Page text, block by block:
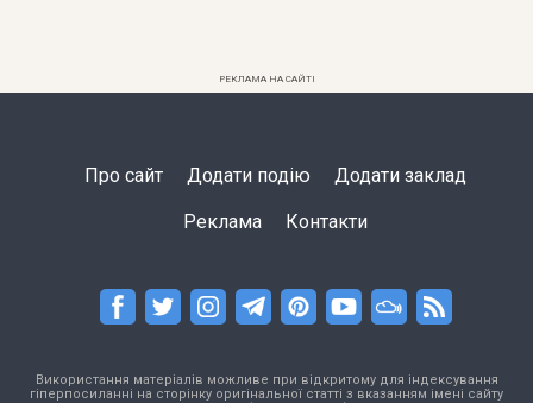
РЕКЛАМА НА САЙТІ
Про сайт Додати подію Додати заклад
Реклама Контакти
Використання матеріалів можливе при відкритому для індексування
гіперпосиланні на сторінку оригінальної статті з вказанням імені сайту